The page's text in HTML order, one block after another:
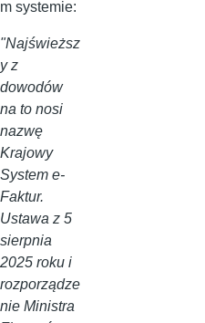
m systemie:
"Najświeższ
y z
dowodów
na to nosi
nazwę
Krajowy
System e-
Faktur.
Ustawa z 5
sierpnia
2025 roku i
rozporządze
nie Ministra